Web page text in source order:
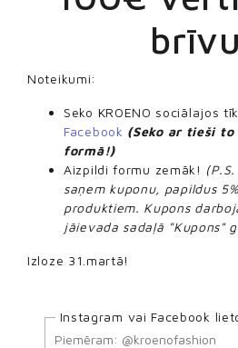
Noteikumi:
Seko KROENO sociālajos
Facebook (Seko ar tieši
formā!)
Aizpildi formu zemāk!
saņem kuponu, papildus
produktiem. Kupons
jāievada sadaļā "Kupons"
Izloze 31.martā!
Instagram vai Facebook